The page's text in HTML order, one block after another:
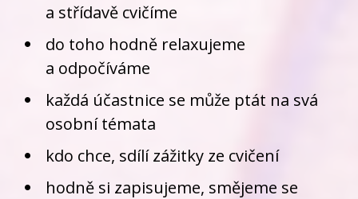
a střídavě cvičíme
do toho hodně relaxujeme
a odpočíváme
každá účastnice se může ptát na svá
osobní témata
kdo chce, sdílí zážitky ze cvičení
hodně si zapisujeme, smějeme se